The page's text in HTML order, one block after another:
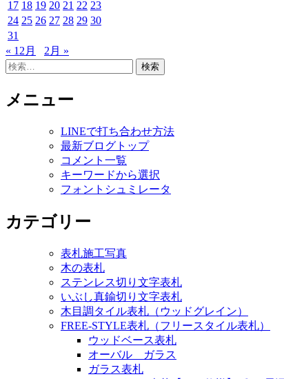
17 18 19 20 21 22 23
24 25 26 27 28 29 30
31
« 12月
2月 »
検
メニュー
LINEで打ち合わせ方法
最新ブログトップ
コメント一覧
キーワードから選択
フォントシュミレータ
カテゴリー
表札施工写真
木の表札
ステンレス切り文字表札
いぶし真鍮切り文字表札
木目調タイル表札（ウッドグレイン）
FREE-STYLE表札（フリースタイル表札）
ウッドベース表札
オーバル ガラス
ガラス表札